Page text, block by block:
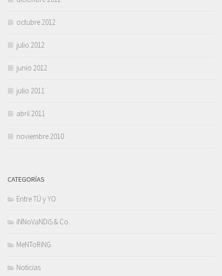
octubre 2012
julio 2012
junio 2012
julio 2011
abril 2011
noviembre 2010
CATEGORÍAS
Entre TÚ y YO
iNNoVaNDiS & Co.
MeNToRiNG
Noticias